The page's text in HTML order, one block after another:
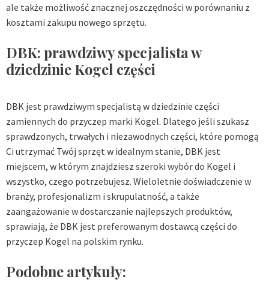
ale także możliwość znacznej oszczędności w porównaniu z
kosztami zakupu nowego sprzętu.
DBK: prawdziwy specjalista w
dziedzinie Kogel części
DBK jest prawdziwym specjalistą w dziedzinie części
zamiennych do przyczep marki Kogel. Dlatego jeśli szukasz
sprawdzonych, trwałych i niezawodnych części, które pomogą
Ci utrzymać Twój sprzęt w idealnym stanie, DBK jest
miejscem, w którym znajdziesz szeroki wybór do Kogel i
wszystko, czego potrzebujesz. Wieloletnie doświadczenie w
branży, profesjonalizm i skrupulatność, a także
zaangażowanie w dostarczanie najlepszych produktów,
sprawiają, że DBK jest preferowanym dostawcą części do
przyczep Kogel na polskim rynku.
Podobne artykuły: